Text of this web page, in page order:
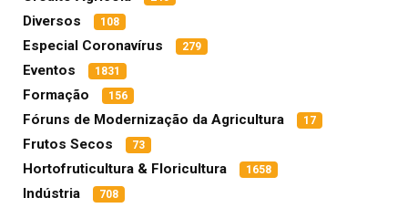
Diversos 108
Especial Coronavírus 279
Eventos 1831
Formação 156
Fóruns de Modernização da Agricultura 17
Frutos Secos 73
Hortofruticultura & Floricultura 1658
Indústria 708